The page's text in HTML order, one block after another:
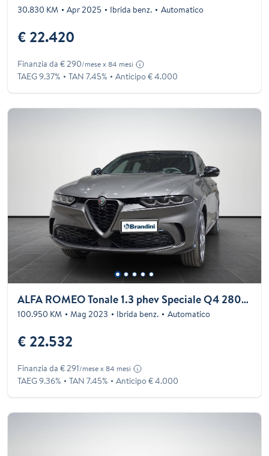
30.830 KM Apr 2025 Ibrida benz. Automatico
€ 22.420
Finanzia da € 290/mese x 84 mesi
TAEG 9.37% TAN 7.45% Anticipo € 4.000
ALFA ROMEO Tonale 1.3 phev Speciale Q4 280cv at6
100.950 KM Mag 2023 Ibrida benz. Automatico
€ 22.532
Finanzia da € 291/mese x 84 mesi
TAEG 9.36% TAN 7.45% Anticipo € 4.000